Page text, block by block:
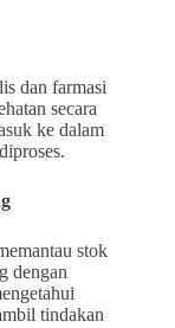
dan farmasi
secara
ke dalam
stok
dengan
tindakan